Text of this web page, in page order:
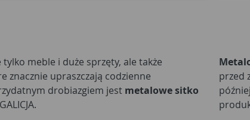
meble i duże sprzęty, ale także
znacznie upraszczają codzienne
drobiazgiem jest metalowe sitko
przed